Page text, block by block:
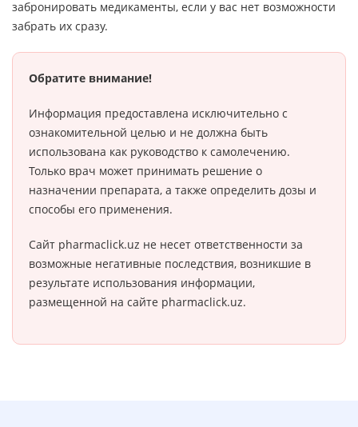
забронировать медикаменты, если у вас нет возможности
забрать их сразу.
Обратите внимание!
Информация предоставлена исключительно с
ознакомительной целью и не должна быть
использована как руководство к самолечению.
Только врач может принимать решение о
назначении препарата, а также определить дозы и
способы его применения.
Сайт pharmaclick.uz не несет ответственности за
возможные негативные последствия, возникшие в
результате использования информации,
размещенной на сайте pharmaclick.uz.